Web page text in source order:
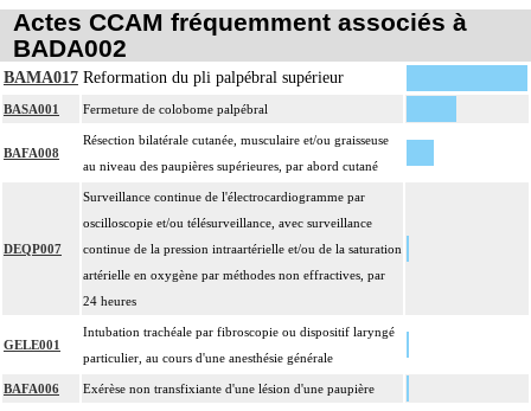
Actes CCAM fréquemment associés à
BADA002
BAMA017 Reformation du pli palpébral supérieur
BASA001 Fermeture de colobome palpébral
BAFA008
Résection bilatérale cutanée, musculaire et/ou graisseuse
au niveau des paupières supérieures, par abord cutané
DEQP007
Surveillance continue de l'électrocardiogramme par
oscilloscopie et/ou télésurveillance, avec surveillance
continue de la pression intraartérielle et/ou de la saturation
artérielle en oxygène par méthodes non effractives, par
24 heures
GELE001
Intubation trachéale par fibroscopie ou dispositif laryngé
particulier, au cours d'une anesthésie générale
BAFA006 Exérèse non transfixiante d'une lésion d'une paupière